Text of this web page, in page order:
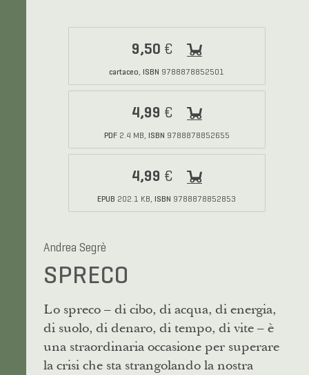
9,50 €
cartaceo, ISBN 9788878852501
4,99 €
PDF2.4 MB, ISBN 9788878852655
4,99 €
EPUB 202.1 KB, ISBN 9788878852853
Andrea Segrè
SPRECO
Lo spreco – di cibo, di acqua, di energia,
di suolo, di denaro, di tempo, di vite – è
una straordinaria occasione per superare
la crisi che sta strangolando la nostra